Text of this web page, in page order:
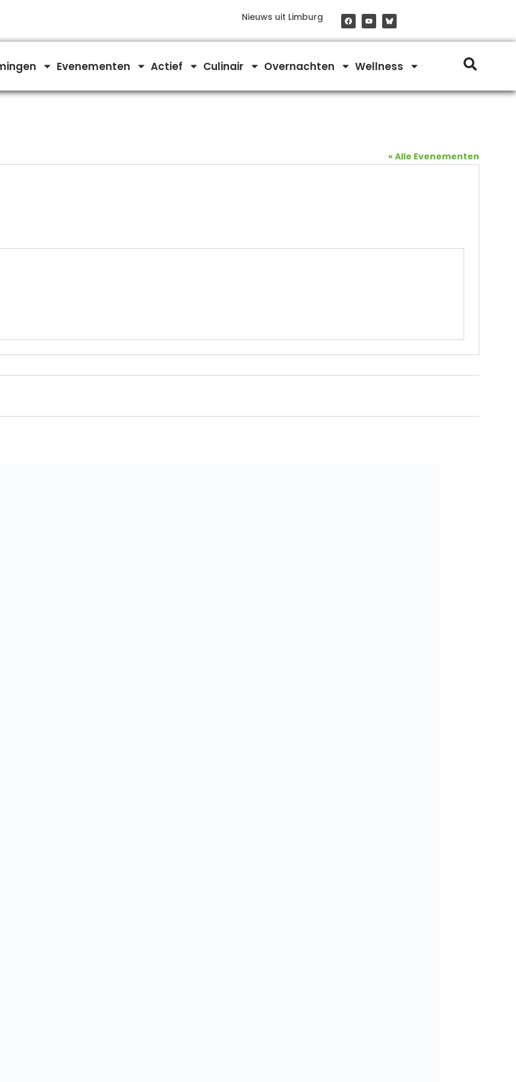
Nieuws uit Limburg F
a
c
b
k
Y
o
u
u
Evenementen Actief Culinair Overnachten Wellness
« Alle Evenementen